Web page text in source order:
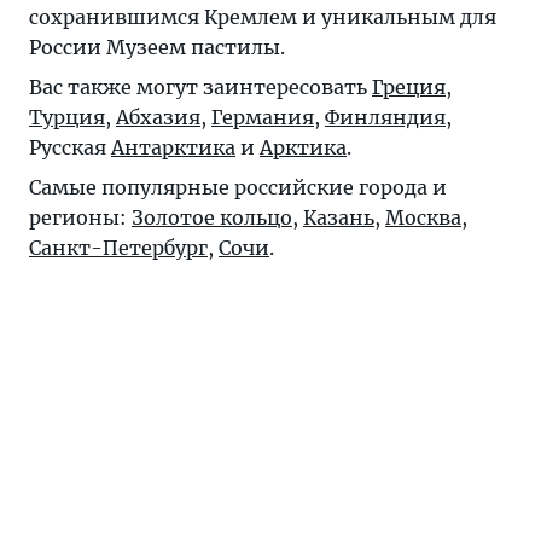
сохранившимся Кремлем и уникальным для
России Музеем пастилы.
Вас также могут заинтересовать Греция,
Турция, Абхазия, Германия, Финляндия,
Русская Антарктика и Арктика.
Самые популярные российские города и
регионы: Золотое кольцо, Казань, Москва,
Санкт-Петербург, Сочи.